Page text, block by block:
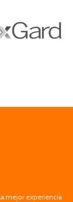
mejor experiencia